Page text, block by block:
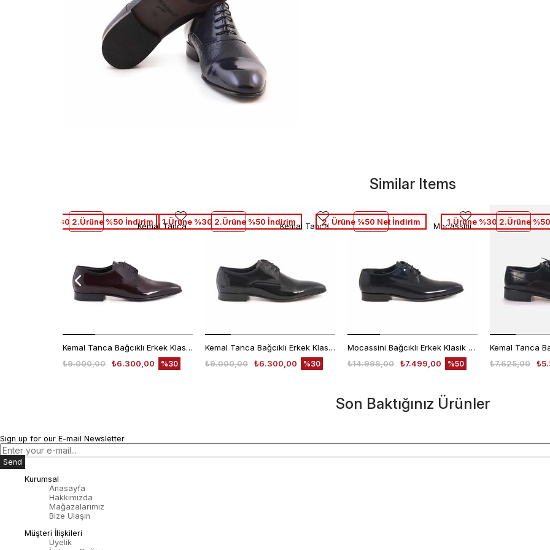
Similar Items
Kemal Tanca Bağcıklı Erkek Klasik Ayakkabı 700
₺6.300,00
₺9.000,00 %30
1.Ürüne %30 2.Ürüne %50 İndirimKemal Tanca
Kemal Tanca Bağcıklı Erkek Klasik Ayakkabı 700
₺6.300,00
₺9.000,00 %30
1.Ürüne %30 2.Ürüne %50 İndirimKemal Tanca
Mocassini Bağcıklı Erkek Klasik Ayakkabı 4625
₺7.499,00
₺14.998,00 %50
2. Ürüne %50 Net İndirim Mocassini
₺7.625,00
1.Ürüne %30 2.Ürüne
Son Baktığınız Ürünler
Sign up for our E-mail Newsletter
Send
Kurumsal
Anasayfa
Hakkımızda
Mağazalarımız
Bize Ulaşın
Müşteri İlişkileri
Üyelik